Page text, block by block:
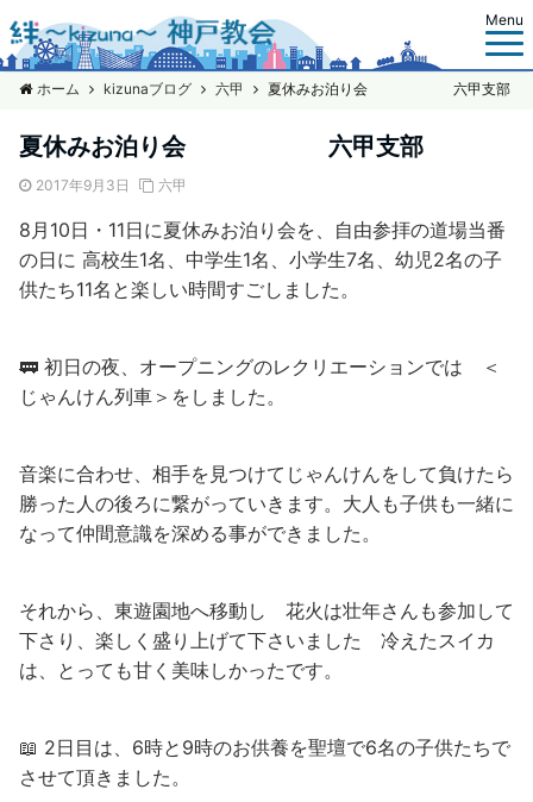
Menu
ホーム kizunaブログ 六甲 夏休みお泊り会 六甲支部
夏休みお泊り会 六甲支部
2017年9月3日 六甲
8月10日・11日に夏休みお泊り会を、自由参拝の道場当番
の日に 高校生1名、中学生1名、小学生7名、幼児2名の子
供たち11名と楽しい時間すごしました。
🚃 初日の夜、オープニングのレクリエーションでは ＜
じゃんけん列車＞をしました。
音楽に合わせ、相手を見つけてじゃんけんをして負けたら
勝った人の後ろに繋がっていきます。大人も子供も一緒に
なって仲間意識を深める事ができました。
それから、東遊園地へ移動し 花火は壮年さんも参加して
下さり、楽しく盛り上げて下さいました 冷えたスイカ
は、とっても甘く美味しかったです。
📖 2日目は、6時と9時のお供養を聖壇で6名の子供たちで
させて頂きました。